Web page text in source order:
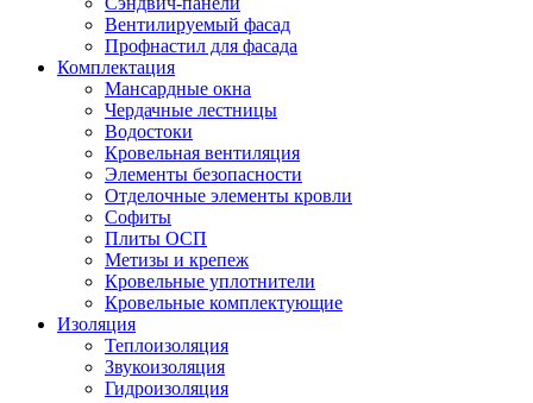
Вентилируемый фасад
Профнастил для фасада
Комплектация
Мансардные окна
Чердачные лестницы
Водостоки
Кровельная вентиляция
Элементы безопасности
Отделочные элементы кровли
Софиты
Плиты ОСП
Метизы и крепеж
Кровельные уплотнители
Кровельные комплектующие
Изоляция
Теплоизоляция
Звукоизоляция
Гидроизоляция